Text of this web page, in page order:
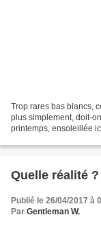
Trop rares bas blancs,
plus simplement, doit-
printemps, ensoleillée
Quelle réalité ?
Publié le 26/04/2017 à
Par Gentleman W.